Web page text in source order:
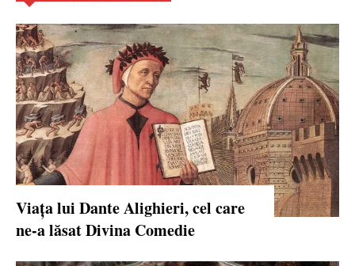
Viața lui Dante Alighieri, cel care
ne-a lăsat Divina Comedie